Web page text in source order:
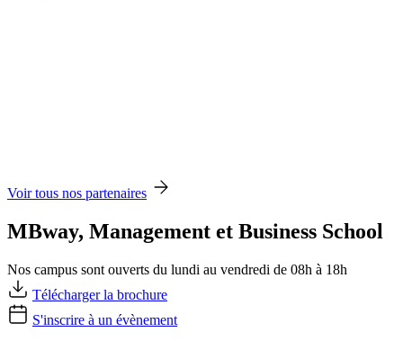
Voir tous nos partenaires
MBway, Management et Business School
Nos campus sont ouverts du lundi au vendredi de 08h à 18h
Télécharger la brochure
S'inscrire à un évènement